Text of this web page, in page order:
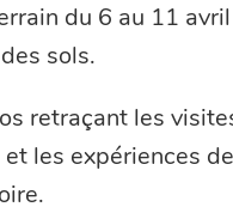
du 6 au 11
sols.
retraçant les
les expériences